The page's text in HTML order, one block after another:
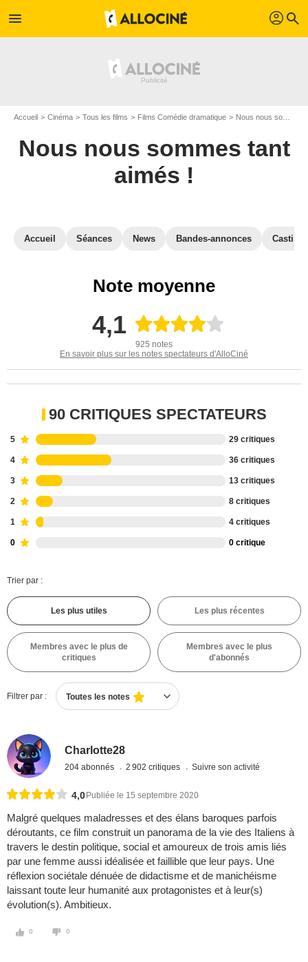
menu profil search
Accueil Cinéma Tous les films Films Comédie dramatique Nous nous sommes tant aimés !
Nous nous sommes tant
aimés !
Accueil Séances News Bandes-annonces Casting
Note moyenne
4,1
925 notes
En savoir plus sur les notes spectateurs d'AlloCiné
90 CRITIQUES SPECTATEURS
5 29 critiques
4 36 critiques
3 13 critiques
2 8 critiques
1 4 critiques
0 0 critique
Trier par :
Les plus utiles Les plus récentes
Membres avec le plus de
critiques
Membres avec le plus
d'abonnés
Filtrer par : Toutes les notes
Charlotte28
204 abonnés 2 902 critiques Suivre son activité
4,0 Publiée le 15 septembre 2020
Malgré quelques maladresses et des élans baroques parfois
déroutants, ce film construit un panorama de la vie des Italiens à
travers le destin politique, social et amoureux de trois amis liés
par une femme aussi idéalisée et faillible que leur pays. Une
réflexion sociétale dénuée de didactisme et de manichéisme
laissant toute leur humanité aux protagonistes et à leur(s)
évolution(s). Ambitieux.
0 0